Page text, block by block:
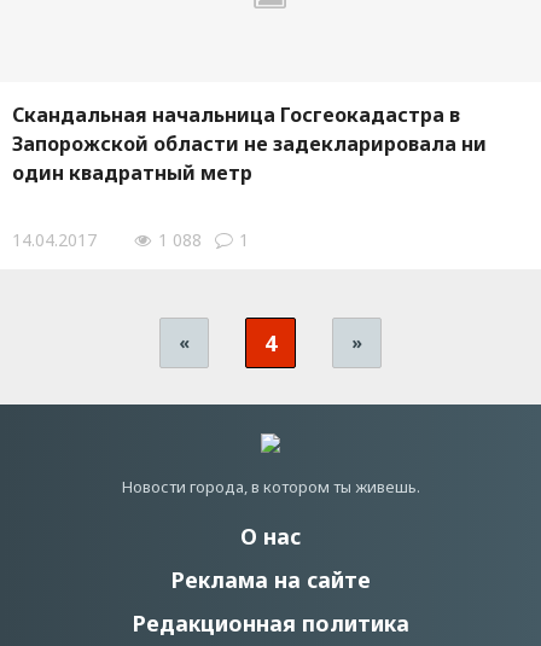
Скандальная начальница Госгеокадастра в
Запорожской области не задекларировала ни
один квадратный метр
14.04.2017 1 088 1
« 4 »
Новости города, в котором ты живешь.
О нас
Реклама на сайте
Редакционная политика